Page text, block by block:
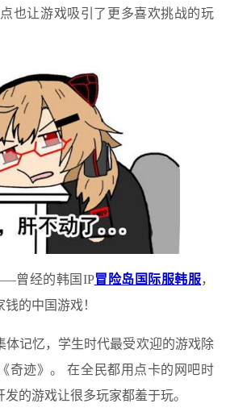
也让游戏吸引了更多喜欢挑战的玩
曾经的韩国IP冒险岛国际服韩服，
的中国游戏！
体记忆，学生时代最受欢迎的游戏除
奇迹》。 在全民都用点卡的网吧时
的游戏让很多玩家都羞于玩。